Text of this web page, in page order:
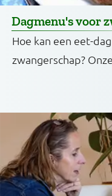
Dagmenu's voor
Hoe kan een eet-
zwangerschap?